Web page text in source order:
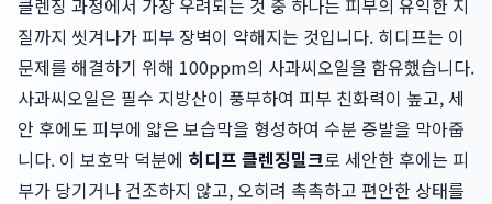
클렌징 과정에서 가장 우려되는 것 중 하나는 피부의 유익한 지
질까지 씻겨나가 피부 장벽이 약해지는 것입니다. 히디프는 이
문제를 해결하기 위해 100ppm의 사과씨오일을 함유했습니다.
사과씨오일은 필수 지방산이 풍부하여 피부 친화력이 높고, 세
안 후에도 피부에 얇은 보습막을 형성하여 수분 증발을 막아줍
니다. 이 보호막 덕분에 히디프 클렌징밀크로 세안한 후에는 피
부가 당기거나 건조하지 않고, 오히려 촉촉하고 편안한 상태를